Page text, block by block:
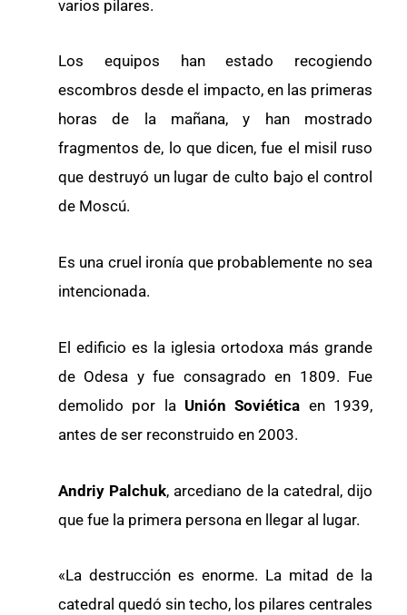
varios pilares.
Los equipos han estado recogiendo
escombros desde el impacto, en las primeras
horas de la mañana, y han mostrado
fragmentos de, lo que dicen, fue el misil ruso
que destruyó un lugar de culto bajo el control
de Moscú.
Es una cruel ironía que probablemente no sea
intencionada.
El edificio es la iglesia ortodoxa más grande
de Odesa y fue consagrado en 1809. Fue
demolido por la Unión Soviética en 1939,
antes de ser reconstruido en 2003.
Andriy Palchuk, arcediano de la catedral, dijo
que fue la primera persona en llegar al lugar.
«La destrucción es enorme. La mitad de la
catedral quedó sin techo, los pilares centrales